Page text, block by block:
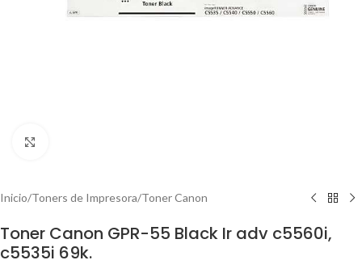
Inicio/Toners de Impresora/Toner Canon
Toner Canon GPR-55 Black Ir adv c5560i,
c5535i 69k.